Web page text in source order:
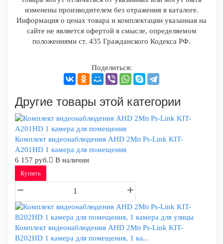
изменены производителем без отражения в каталоге.
Информация о ценах товара и комплектации указанная на
сайте не является офертой в смысле, определяемом
положениями ст. 435 Гражданского Кодекса РФ.
Поделиться:
Другие товары этой категории
Комплект видеонаблюдения AHD 2Мп Ps-Link KIT-
A201HD 1 камера для помещения
6 157 руб.
В наличии
Купить
Комплект видеонаблюдения AHD 2Мп Ps-Link KIT-
B202HD 1 камера для помещения, 1 ка...